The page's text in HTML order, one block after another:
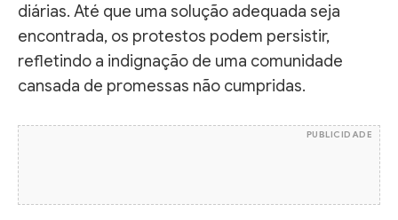
diárias. Até que uma solução adequada seja
encontrada, os protestos podem persistir,
refletindo a indignação de uma comunidade
cansada de promessas não cumpridas.
PUBLICIDADE